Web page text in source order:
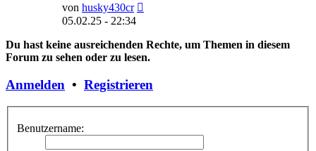
von husky430cr
05.02.25 - 22:34
Du hast keine ausreichenden Rechte, um Themen in diesem
Forum zu sehen oder zu lesen.
Anmelden • Registrieren
Benutzername: